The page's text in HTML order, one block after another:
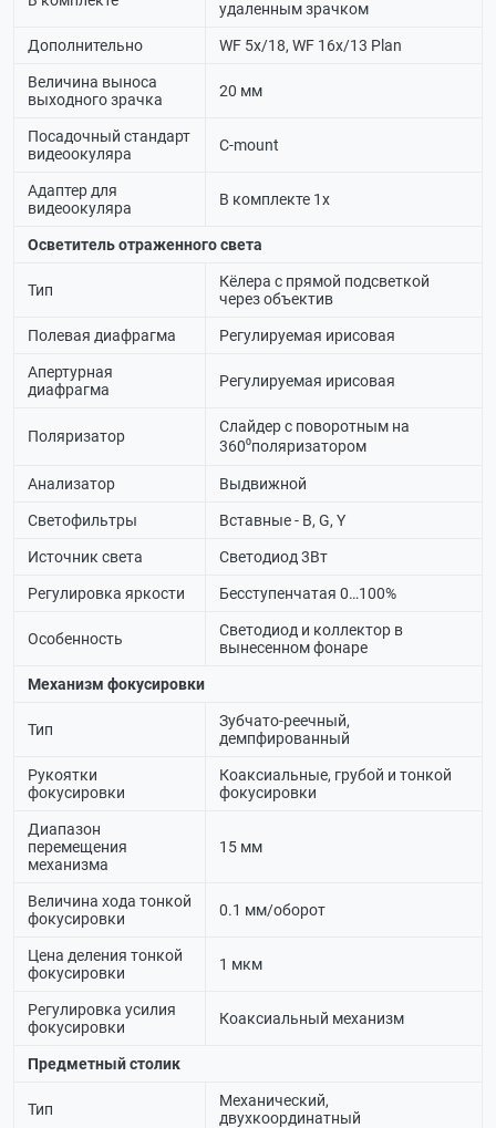
удаленным зрачком
Дополнительно WF 5х/18, WF 16х/13 Plan
Величина выноса
выходного зрачка
20 мм
Посадочный стандарт
видеоокуляра
C-mount
Адаптер для
видеоокуляра
В комплекте 1х
Осветитель отраженного света
Тип
Кёлера с прямой подсветкой
через объектив
Полевая диафрагма Регулируемая ирисовая
Апертурная
диафрагма
Регулируемая ирисовая
Поляризатор
Слайдер с поворотным на
360⁰поляризатором
Анализатор Выдвижной
Светофильтры Вставные - B, G, Y
Источник света Светодиод 3Вт
Регулировка яркости Бесступенчатая 0…100%
Особенность
Светодиод и коллектор в
вынесенном фонаре
Механизм фокусировки
Тип
Зубчато-реечный,
демпфированный
Рукоятки
фокусировки
Коаксиальные, грубой и тонкой
фокусировки
Диапазон
перемещения
механизма
15 мм
Величина хода тонкой
фокусировки
0.1 мм/оборот
Цена деления тонкой
фокусировки
1 мкм
Регулировка усилия
фокусировки
Коаксиальный механизм
Предметный столик
Тип
Механический,
двухкоординатный